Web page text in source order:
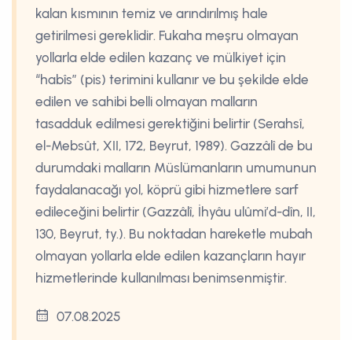
kalan kısmının temiz ve arındırılmış hale
getirilmesi gereklidir. Fukaha meşru olmayan
yollarla elde edilen kazanç ve mülkiyet için
“habîs” (pis) terimini kullanır ve bu şekilde elde
edilen ve sahibi belli olmayan malların
tasadduk edilmesi gerektiğini belirtir (Serahsî,
el-Mebsût, XII, 172, Beyrut, 1989). Gazzâlî de bu
durumdaki malların Müslümanların umumunun
faydalanacağı yol, köprü gibi hizmetlere sarf
edileceğini belirtir (Gazzâlî, İhyâu ulûmi’d-dîn, II,
130, Beyrut, ty.). Bu noktadan hareketle mubah
olmayan yollarla elde edilen kazançların hayır
hizmetlerinde kullanılması benimsenmiştir.
07.08.2025